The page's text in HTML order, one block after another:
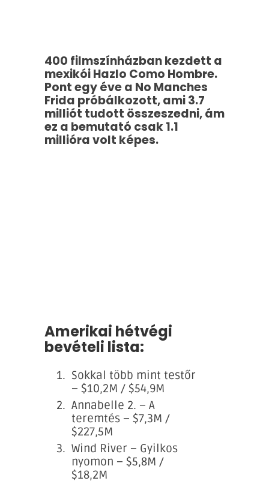
400 filmszínházban kezdett a
mexikói Hazlo Como Hombre.
Pont egy éve a No Manches
Frida próbálkozott, ami 3.7
milliót tudott összeszedni, ám
ez a bemutató csak 1.1
millióra volt képes.
Amerikai hétvégi
bevételi lista:
Sokkal több mint testőr
– $10,2M / $54,9M
Annabelle 2. – A
teremtés – $7,3M /
$227,5M
Wind River – Gyilkos
nyomon – $5,8M /
$18,2M